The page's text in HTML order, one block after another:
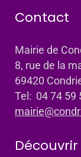
Contact
Mairie de
8, rue de la
69420
Tel: 04 74 59